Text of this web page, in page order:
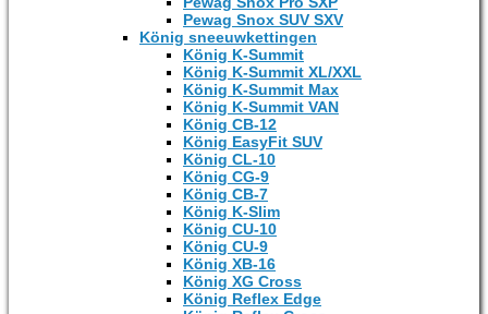
Pewag Snox SUV SXV
König sneeuwkettingen
König K-Summit
König K-Summit XL/XXL
König K-Summit Max
König K-Summit VAN
König CB-12
König EasyFit SUV
König CL-10
König CG-9
König CB-7
König K-Slim
König CU-10
König CU-9
König XB-16
König XG Cross
König Reflex Edge